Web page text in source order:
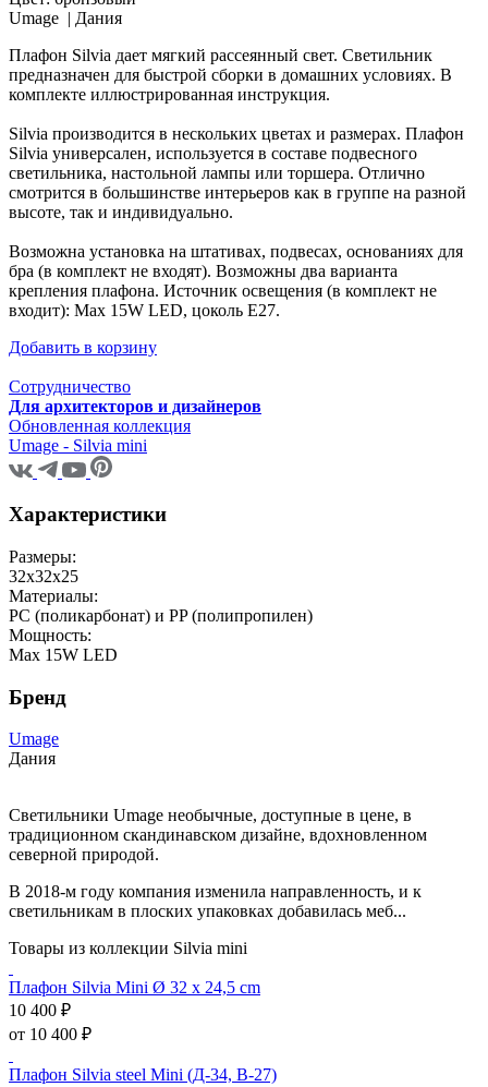
Umage | Дания
Плафон Silvia дает мягкий рассеянный свет. Светильник
предназначен для быстрой сборки в домашних условиях. В
комплекте иллюстрированная инструкция.
Silvia производится в нескольких цветах и размерах. Плафон
Silvia универсален, используется в составе подвесного
светильника, настольной лампы или торшера. Отлично
смотрится в большинстве интерьеров как в группе на разной
высоте, так и индивидуально.
Возможна установка на штативах, подвесах, основаниях для
бра (в комплект не входят). Возможны два варианта
крепления плафона. Источник освещения (в комплект не
входит): Max 15W LED, цоколь E27.
Добавить в корзину
Сотрудничество
Для архитекторов и дизайнеров
Обновленная коллекция
Umage - Silvia mini
Характеристики
Размеры:
32x32x25
Материалы:
PC (поликарбонат) и PP (полипропилен)
Мощность:
Max 15W LED
Бренд
Umage
Дания
Светильники Umage необычные, доступные в цене, в
традиционном скандинавском дизайне, вдохновленном
северной природой.
В 2018-м году компания изменила направленность, и к
светильникам в плоских упаковках добавилась меб...
Товары из коллекции Silvia mini
Плафон Silvia Mini Ø 32 x 24,5 cm
10 400 ₽
от 10 400 ₽
Плафон Silvia steel Mini (Д-34, В-27)